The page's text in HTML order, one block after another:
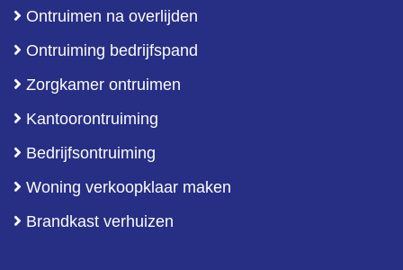
Ontruimen na overlijden
Ontruiming bedrijfspand
Zorgkamer ontruimen
Kantoorontruiming
Bedrijfsontruiming
Woning verkoopklaar maken
Brandkast verhuizen